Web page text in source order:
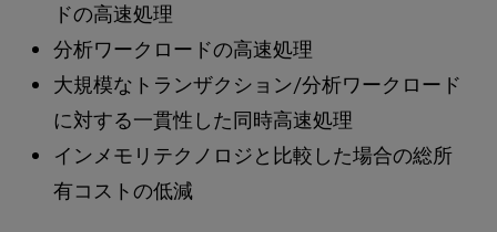
ドの高速処理
分析ワークロードの高速処理
大規模なトランザクション/分析ワークロード
に対する一貫性した同時高速処理
インメモリテクノロジと比較した場合の総所
有コストの低減